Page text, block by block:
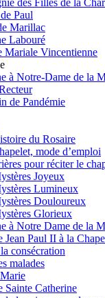
Paul
Marillac
Labouré
Mariale Vincentienne
à Notre-Dame de la
de Pandémie
du Rosaire
mode d’emploi
pour réciter le
Joyeux
Lumineux
Douloureux
Glorieux
à Notre Dame de la
Jean Paul II à la
consécration
malades
Sainte Catherine